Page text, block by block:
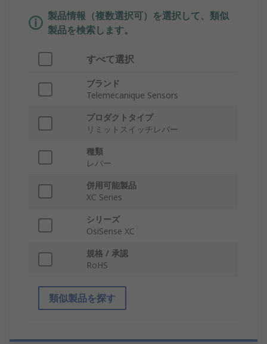
製品情報（複数選択可）を選択して、類似
製品を検索します。
すべて選択
ブランド
Telemecanique Sensors
プロダクトタイプ
リミットスイッチレバー
種類
レバー
併用可能製品
XC Series
シリーズ
OsiSense XC
規格 / 承認
RoHS
類似製品を探す